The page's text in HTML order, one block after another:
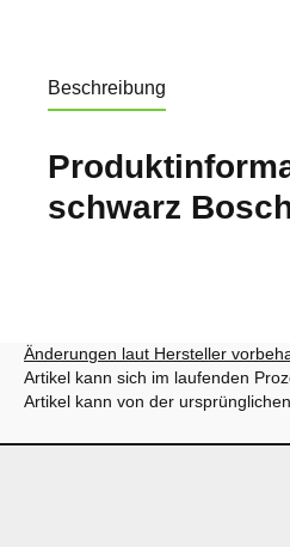
Beschreibung
schwarz
Änderungen laut Hersteller
Artikel kann sich im laufenden
Artikel kann von der